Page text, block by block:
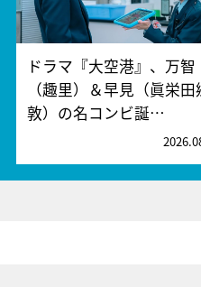
ドラマ『大空港』、万智
（趣里）＆早見（眞栄田
敦）の名コンビ誕…